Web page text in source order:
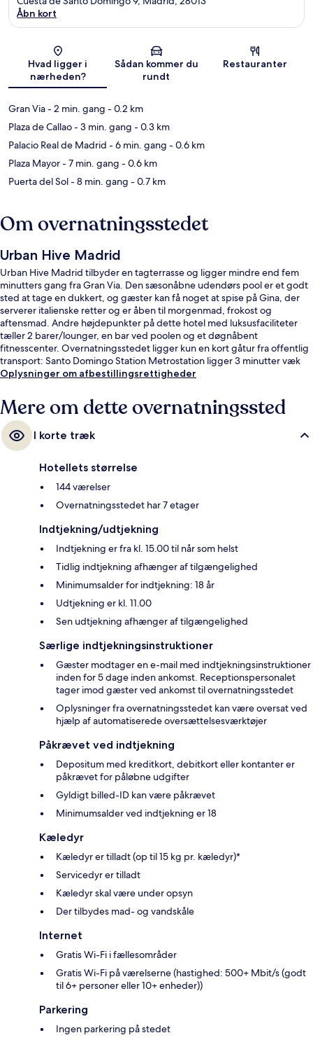
Kort
Åbn kort
Hvad ligger i
nærheden?
Sådan kommer du
rundt
Restauranter
Gran Via- 2 min. gang - 0.2 km
Plaza de Callao- 3 min. gang - 0.3 km
Palacio Real de Madrid - 6 min. gang - 0.6 km
Plaza Mayor- 7 min. gang - 0.6 km
Puerta del Sol- 8 min. gang - 0.7 km
Om overnatningsstedet
Urban Hive Madrid
Urban Hive Madrid tilbyder en tagterrasse og ligger mindre end fem
minutters gang fra Gran Via. Den sæsonåbne udendørs pool er et godt
sted at tage en dukkert, og gæster kan få noget at spise på Gina, der
serverer italienske retter og er åben til morgenmad, frokost og
aftensmad. Andre højdepunkter på dette hotel med luksusfaciliteter
tæller 2 barer/lounger, en bar ved poolen og et døgnåbent
fitnesscenter. Overnatningsstedet ligger kun en kort gåtur fra offentlig
transport: Santo Domingo Station Metrostation ligger 3 minutter væk
og Operaen Metrostation ligger 3 minutter derfra.
Oplysninger om afbestillingsrettigheder
Mere om dette overnatningssted
I korte træk
Hotellets størrelse
144 værelser
Overnatningsstedet har 7 etager
Indtjekning/udtjekning
Indtjekning er fra kl. 15.00 til når som helst
Tidlig indtjekning afhænger af tilgængelighed
Minimumsalder for indtjekning: 18 år
Udtjekning er kl. 11.00
Sen udtjekning afhænger af tilgængelighed
Særlige indtjekningsinstruktioner
Gæster modtager en e-mail med indtjekningsinstruktioner
inden for 5 dage inden ankomst. Receptionspersonalet
tager imod gæster ved ankomst til overnatningsstedet
Oplysninger fra overnatningsstedet kan være oversat ved
hjælp af automatiserede oversættelsesværktøjer
Påkrævet ved indtjekning
Depositum med kreditkort, debitkort eller kontanter er
påkrævet for påløbne udgifter
Gyldigt billed-ID kan være påkrævet
Minimumsalder ved indtjekning er 18
Kæledyr
Kæledyr er tilladt (op til 15 kg pr. kæledyr)*
Servicedyr er tilladt
Kæledyr skal være under opsyn
Der tilbydes mad- og vandskåle
Internet
Gratis Wi-Fi i fællesområder
Gratis Wi-Fi på værelserne (hastighed: 500+ Mbit/s (godt
til 6+ personer eller 10+ enheder))
Parkering
Ingen parkering på stedet